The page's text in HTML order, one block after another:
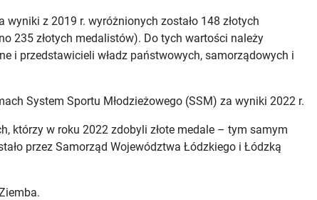
z 2019 r. wyróżnionych zostało 148 złotych
235 złotych medalistów). Do tych wartości należy
i przedstawicieli władz państwowych, samorządowych i
System Sportu Młodzieżowego (SSM) za wyniki 2022 r.
którzy w roku 2022 zdobyli złote medale – tym samym
przez Samorząd Województwa Łódzkiego i Łódzką